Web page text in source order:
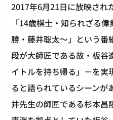
2017年6月21日に放映され
「14歳棋士・知られざる
勝・藤井聡太～」という番
段が大師匠である故・板谷
イトルを持ち帰る」－を実
ると語られているシーンが
井先生の師匠である杉本昌